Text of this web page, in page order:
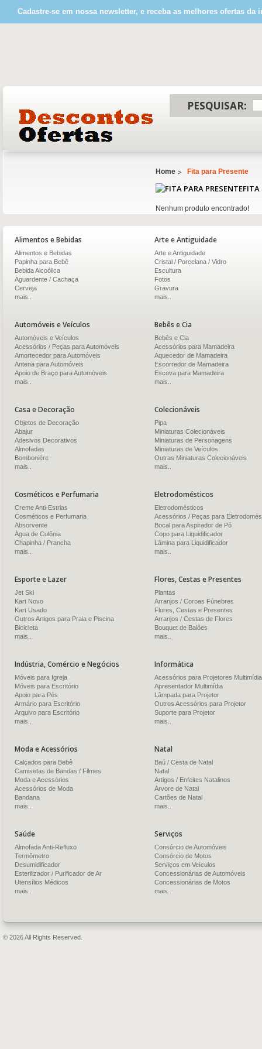
Cadastre-se em nossa newsletter, e receba as melhores ofertas da
PESQUISAR:
Home Fita para Presente
FITA
Nenhum produto encontrado!
Alimentos e Bebidas
Alimentos e Bebidas
Papinha para Bebê
Bebida Alcoólica
Aguardente / Cachaça
Cerveja
mais..
Arte e Antiguidade
Arte e Antiguidade
Cristal / Porcelana / Vidro
Escultura
Fotos
Gravura
mais..
Automóveis e Veículos
Automóveis e Veículos
Acessórios / Peças para Automóveis
Amortecedor para Automóveis
Antena para Automóveis
Apoio de Braço para Automóveis
mais..
Bebês e Cia
Bebês e Cia
Acessórios para Mamadeira
Aquecedor de Mamadeira
Escorredor de Mamadeira
Escova para Mamadeira
mais..
Casa e Decoração
Objetos de Decoração
Abajur
Adesivos Decorativos
Almofadas
Bomboniére
mais..
Colecionáveis
Pipa
Miniaturas Colecionáveis
Miniaturas de Personagens
Miniaturas de Veículos
Outras Miniaturas Colecionáveis
mais..
Cosméticos e Perfumaria
Creme Anti-Estrias
Cosméticos e Perfumaria
Absorvente
Água de Colônia
Chapinha / Prancha
mais..
Eletrodomésticos
Eletrodomésticos
Acessórios / Peças para
Bocal para Aspirador de Pó
Copo para Liquidificador
Lâmina para Liquidificador
mais..
Esporte e Lazer
Jet Ski
Kart Novo
Kart Usado
Outros Artigos para Praia e Piscina
Bicicleta
mais..
Flores, Cestas e Presentes
Plantas
Arranjos / Coroas Fúnebres
Flores, Cestas e Presentes
Arranjos / Cestas de Flores
Bouquet de Balões
mais..
Indústria, Comércio e Negócios
Móveis para Igreja
Móveis para Escritório
Apoio para Pés
Armário para Escritório
Arquivo para Escritório
mais..
Informática
Acessórios para Projetores Multimídia
Apresentador Multimídia
Lâmpada para Projetor
Outros Acessórios para Projetor
Suporte para Projetor
mais..
Moda e Acessórios
Calçados para Bebê
Camisetas de Bandas / Filmes
Moda e Acessórios
Acessórios de Moda
Bandana
mais..
Natal
Baú / Cesta de Natal
Natal
Artigos / Enfeites Natalinos
Árvore de Natal
Cartões de Natal
mais..
Saúde
Almofada Anti-Refluxo
Termômetro
Desumidificador
Esterilizador / Purificador de Ar
Utensílios Médicos
mais..
Serviços
Consórcio de Automóveis
Consórcio de Motos
Serviços em Veículos
Concessionárias de Automóveis
Concessionárias de Motos
mais..
© 2026 All Rights Reserved.